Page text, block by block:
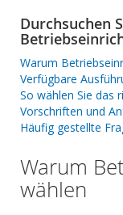
Durchsuchen
Warum
Verfügbare
So wählen Sie das
Vorschriften und
Häufig gestellte
Warum
wählen